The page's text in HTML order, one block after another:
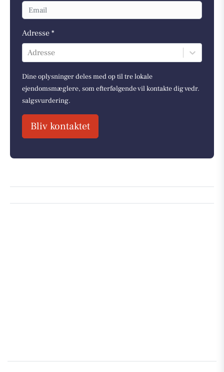
Adresse *
Adresse
Dine oplysninger deles med op til tre lokale
ejendomsmæglere, som efterfølgende vil kontakte dig vedr.
salgsvurdering.
Bliv kontaktet